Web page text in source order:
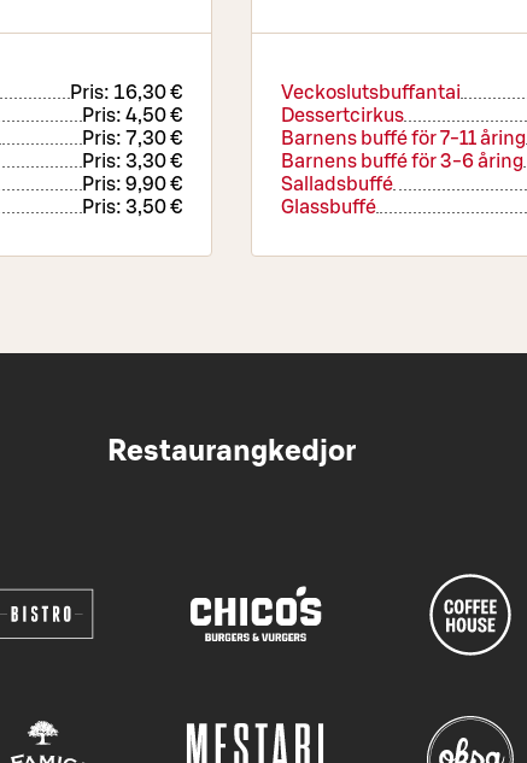
Pris: 16,30 €
Pris: 4,50 €
Pris: 7,30 €
Pris: 3,30 €
Pris: 9,90 €
Pris: 3,50 €
Veckoslutsbuffantai
Dessertcirkus
Barnens buffé för 7-11 åring
Barnens buffé för 3-6 åring
Salladsbuffé
Glassbuffé
Restaurangkedjor